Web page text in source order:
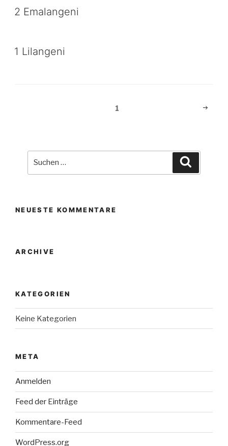
2 Emalangeni
1 Lilangeni
1
NEUESTE KOMMENTARE
ARCHIVE
KATEGORIEN
Keine Kategorien
META
Anmelden
Feed der Einträge
Kommentare-Feed
WordPress.org